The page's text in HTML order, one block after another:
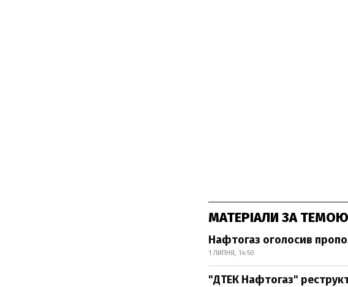
МАТЕРІАЛИ ЗА ТЕМОЮ
Нафтогаз оголосив
1 ЛИПНЯ, 14:50
"ДТЕК Нафтогаз"